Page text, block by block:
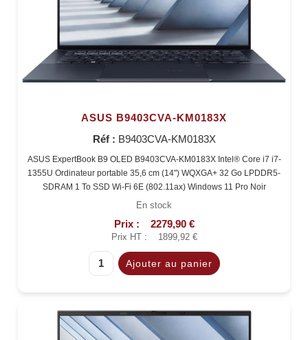
ASUS B9403CVA-KM0183X
Réf : B9403CVA-KM0183X
ASUS ExpertBook B9 OLED B9403CVA-KM0183X Intel® Core i7 i7-
1355U Ordinateur portable 35,6 cm (14") WQXGA+ 32 Go LPDDR5-
SDRAM 1 To SSD Wi-Fi 6E (802.11ax) Windows 11 Pro Noir
En stock
Prix : 2279,90 €
Prix HT : 1899,92 €